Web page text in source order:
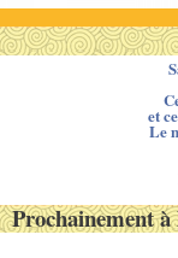
et
Le
Prochainement